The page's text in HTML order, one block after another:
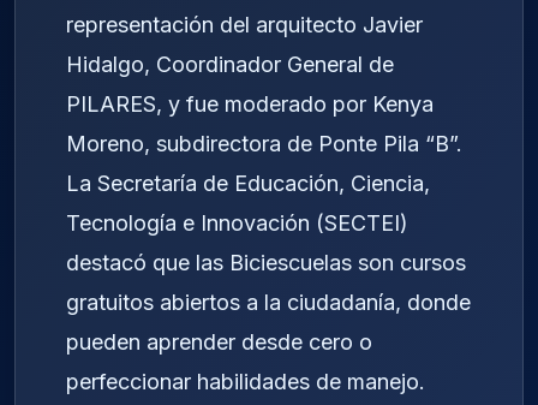
representación del arquitecto Javier
Hidalgo, Coordinador General de
PILARES, y fue moderado por Kenya
Moreno, subdirectora de Ponte Pila “B”.
La Secretaría de Educación, Ciencia,
Tecnología e Innovación (SECTEI)
destacó que las Biciescuelas son cursos
gratuitos abiertos a la ciudadanía, donde
pueden aprender desde cero o
perfeccionar habilidades de manejo.